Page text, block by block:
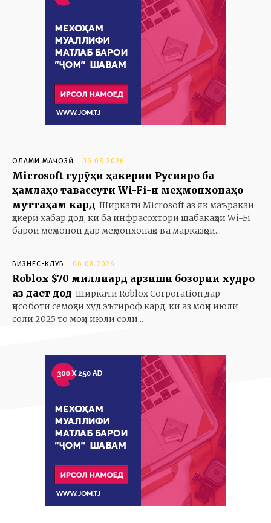
ОЛАМИ МАҶОЗӢ 06.08.2026
Microsoft гурӯҳи ҳакерии Русияро ба
ҳамлаҳо тавассути Wi-Fi-и меҳмонхонаҳо
муттаҳам кард Ширкати Microsoft аз як маъракаи
ҳакерӣ хабар дод, ки ба инфрасохтори шабакаҳои Wi-Fi
барои меҳмонон дар меҳмонхонаҳо ва марказҳои...
БИЗНЕС-КЛУБ 06.08.2026
Roblox $70 миллиард арзиши бозории худро
аз даст дод Ширкати Roblox Corporation дар
ҳисоботи семоҳаи худ эътироф кард, ки аз моҳи июли
соли 2025 то моҳи июли соли...